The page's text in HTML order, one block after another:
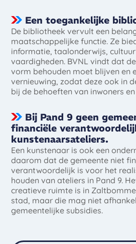
Een toegankelijke
De bibliotheek vervult een
maatschappelijke functie. Ze
informatie, taalonderwijs,
vaardigheden. BVNL vindt dat
vorm behouden moet blijven en
vernieuwing, zodat deze ook in
bij de behoeften van inwoners
Bij Pand 9 geen
financiële
kunstenaarsateliers.
Een kunstenaar is ook een
daarom dat de gemeente niet
verantwoordelijk is voor het
houden van ateliers in Pand 9.
creatieve ruimte is in
stad, maar die mag niet
gemeentelijke subsidies.